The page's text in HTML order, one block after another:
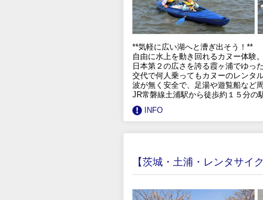
**気軽に広い湖へと漕ぎ出そう！**
自由に水上を動き回れるカヌー体験。
日本第２の広さを誇る霞ヶ浦でゆっ
交代で何人乗ってもカヌーのレンタ
波が無く安全で、足湯や遊覧船など
JR常磐線土浦駅から徒歩約１５分の
INFO
【茨城・土浦・レンタサイ